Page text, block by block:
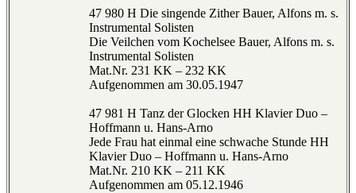
47 980 H Die singende Zither Bauer, Alfons m. s.
Instrumental Solisten
Die Veilchen vom Kochelsee Bauer, Alfons m. s.
Instrumental Solisten
Mat.Nr. 231 KK – 232 KK
Aufgenommen am 30.05.1947
47 981 H Tanz der Glocken HH Klavier Duo –
Hoffmann u. Hans-Arno
Jede Frau hat einmal eine schwache Stunde HH
Klavier Duo – Hoffmann u. Hans-Arno
Mat.Nr. 210 KK – 211 KK
Aufgenommen am 05.12.1946